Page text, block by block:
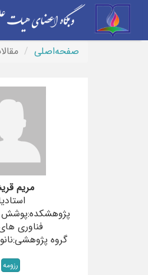
صفحه‌اصلی
مریم
فناوری
گروه
رزومه